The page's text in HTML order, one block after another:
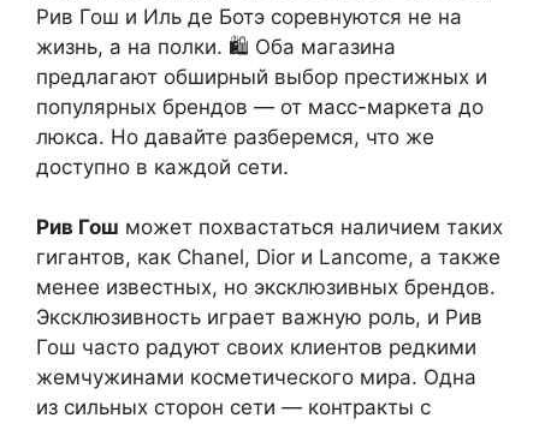
Рив Гош и Иль де Ботэ соревнуются не на
жизнь, а на полки. 🛍️ Оба магазина
предлагают обширный выбор престижных и
популярных брендов — от масс-маркета до
люкса. Но давайте разберемся, что же
доступно в каждой сети.
Рив Гош может похвастаться наличием таких
гигантов, как Chanel, Dior и Lancome, а также
менее известных, но эксклюзивных брендов.
Эксклюзивность играет важную роль, и Рив
Гош часто радуют своих клиентов редкими
жемчужинами косметического мира. Одна
из сильных сторон сети — контракты с